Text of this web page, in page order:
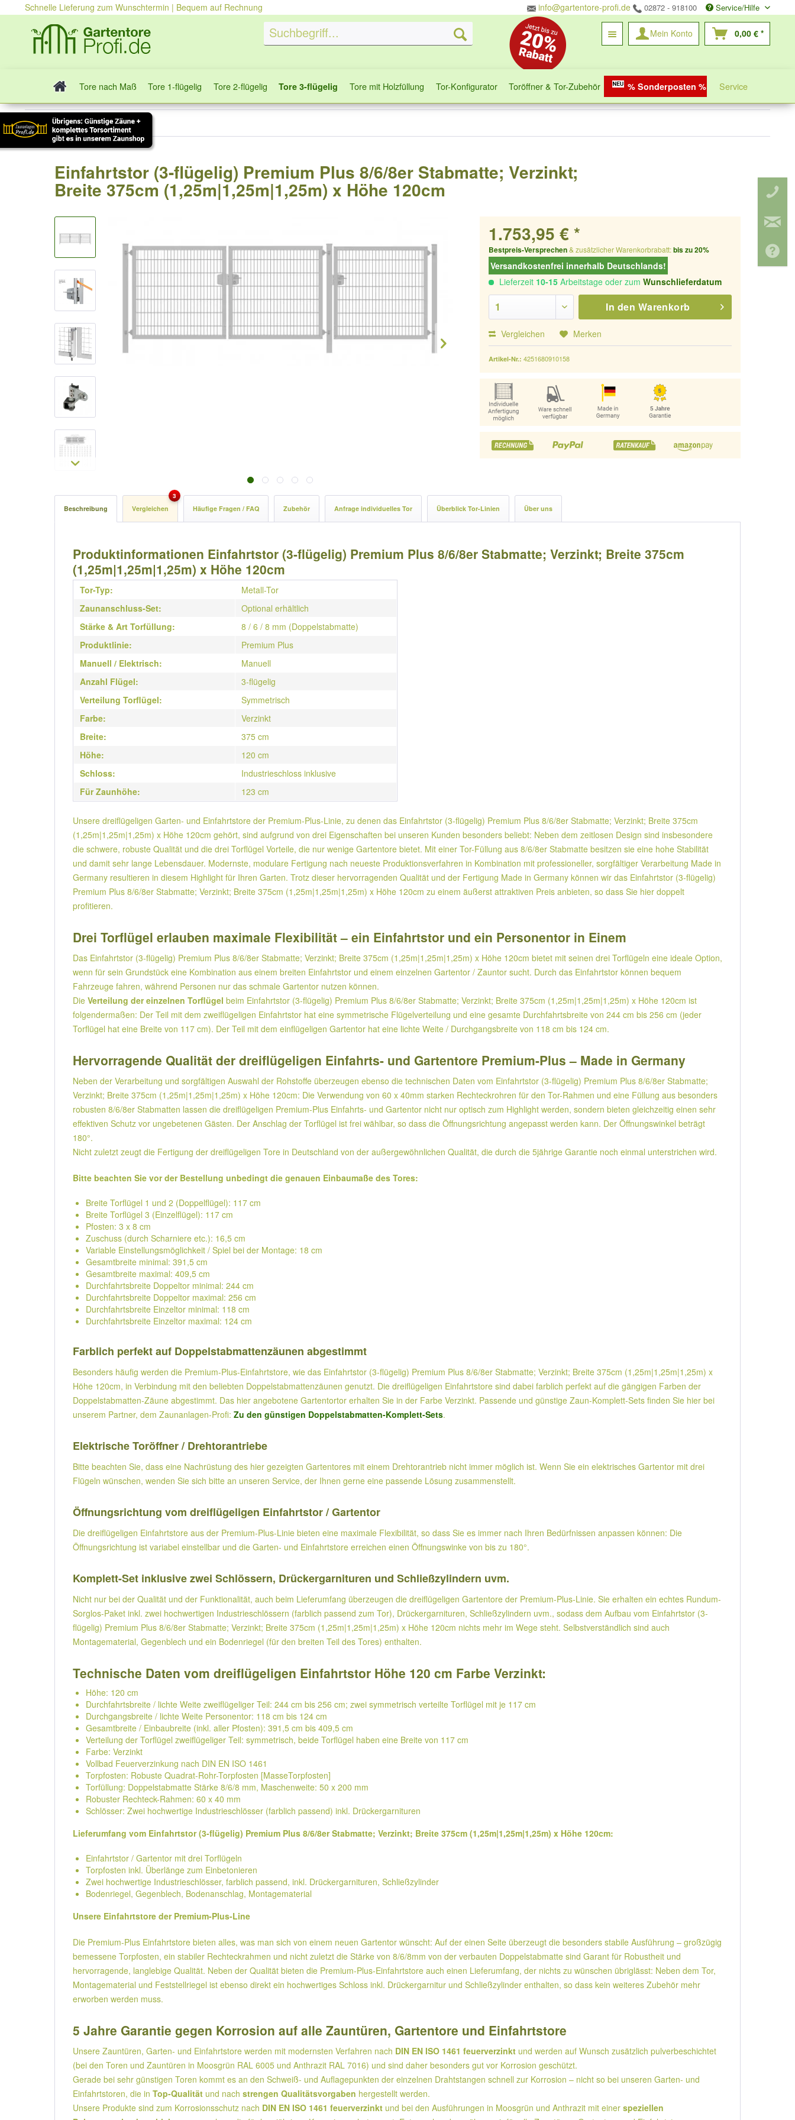
Schnelle Lieferung zum Wunschtermin | Bequem auf Rechnung info@gartentore-profi.de 02872 - 918100 Service/Hilfe
Mein Konto 0,00 € *
Tore nach Maß Tore 1-flügelig Tore 2-flügelig Tore 3-flügelig Tore mit Holzfüllung Tor-Konfigurator Toröffner & Tor-Zubehör % Sonderposten % Service
Tore 3-flügelig
Einfahrtstor (3-flügelig) Premium Plus 8/6/8er Stabmatte; Verzinkt;
Breite 375cm (1,25m|1,25m|1,25m) x Höhe 120cm
1.753,95 € *
Bestpreis-Versprechen& zusätzlicher Warenkorbrabatt:bis zu 20%
Versandkostenfrei innerhalb Deutschlands!
Lieferzeit 10-15 Arbeitstage oder zumWunschlieferdatum
In den Warenkorb
Vergleichen Merken
Artikel-Nr.:4251680910158
Beschreibung Vergleichen
3
Häufige Fragen / FAQ Zubehör Anfrage individuelles Tor Überblick Tor-Linien Über uns
Produktinformationen Einfahrtstor (3-flügelig) Premium Plus 8/6/8er Stabmatte; Verzinkt; Breite 375cm
(1,25m|1,25m|1,25m) x Höhe 120cm
Tor-Typ:
Metall-Tor
Zaunanschluss-Set:
Optional erhältlich
Stärke & Art Torfüllung:
8 / 6 / 8 mm (Doppelstabmatte)
Produktlinie:
Premium Plus
Manuell / Elektrisch:
Manuell
Anzahl Flügel:
3-flügelig
Verteilung Torflügel:
Symmetrisch
Farbe:
Verzinkt
Breite:
375 cm
Höhe:
120 cm
Schloss:
Industrieschloss inklusive
Für Zaunhöhe:
123 cm
Unsere dreiflügeligen Garten- und Einfahrtstore der Premium-Plus-Linie, zu denen das Einfahrtstor (3-flügelig) Premium Plus 8/6/8er Stabmatte; Verzinkt; Breite 375cm
(1,25m|1,25m|1,25m) x Höhe 120cm gehört, sind aufgrund von drei Eigenschaften bei unseren Kunden besonders beliebt: Neben dem zeitlosen Design sind insbesondere
die schwere, robuste Qualität und die drei Torflügel Vorteile, die nur wenige Gartentore bietet. Mit einer Tor-Füllung aus 8/6/8er Stabmatte besitzen sie eine hohe Stabilität
und damit sehr lange Lebensdauer. Modernste, modulare Fertigung nach neueste Produktionsverfahren in Kombination mit professioneller, sorgfältiger Verarbeitung Made in
Germany resultieren in diesem Highlight für Ihren Garten. Trotz dieser hervorragenden Qualität und der Fertigung Made in Germany können wir das Einfahrtstor (3-flügelig)
Premium Plus 8/6/8er Stabmatte; Verzinkt; Breite 375cm (1,25m|1,25m|1,25m) x Höhe 120cm zu einem äußerst attraktiven Preis anbieten, so dass Sie hier doppelt
profitieren.
Drei Torflügel erlauben maximale Flexibilität – ein Einfahrtstor und ein Personentor in Einem
Das Einfahrtstor (3-flügelig) Premium Plus 8/6/8er Stabmatte; Verzinkt; Breite 375cm (1,25m|1,25m|1,25m) x Höhe 120cm bietet mit seinen drei Torflügeln eine ideale Option,
wenn für sein Grundstück eine Kombination aus einem breiten Einfahrtstor und einem einzelnen Gartentor / Zauntor sucht. Durch das Einfahrtstor können bequem
Fahrzeuge fahren, während Personen nur das schmale Gartentor nutzen können.
Die Verteilung der einzelnen Torflügel beim Einfahrtstor (3-flügelig) Premium Plus 8/6/8er Stabmatte; Verzinkt; Breite 375cm (1,25m|1,25m|1,25m) x Höhe 120cm ist
folgendermaßen: Der Teil mit dem zweiflügeligen Einfahrtstor hat eine symmetrische Flügelverteilung und eine gesamte Durchfahrtsbreite von 244 cm bis 256 cm (jeder
Torflügel hat eine Breite von 117 cm). Der Teil mit dem einflügeligen Gartentor hat eine lichte Weite / Durchgangsbreite von 118 cm bis 124 cm.
Hervorragende Qualität der dreiflügeligen Einfahrts- und Gartentore Premium-Plus – Made in Germany
Neben der Verarbeitung und sorgfältigen Auswahl der Rohstoffe überzeugen ebenso die technischen Daten vom Einfahrtstor (3-flügelig) Premium Plus 8/6/8er Stabmatte;
Verzinkt; Breite 375cm (1,25m|1,25m|1,25m) x Höhe 120cm: Die Verwendung von 60 x 40mm starken Rechteckrohren für den Tor-Rahmen und eine Füllung aus besonders
robusten 8/6/8er Stabmatten lassen die dreiflügeligen Premium-Plus Einfahrts- und Gartentor nicht nur optisch zum Highlight werden, sondern bieten gleichzeitig einen sehr
effektiven Schutz vor ungebetenen Gästen. Der Anschlag der Torflügel ist frei wählbar, so dass die Öffnungsrichtung angepasst werden kann. Der Öffnungswinkel beträgt
180°.
Nicht zuletzt zeugt die Fertigung der dreiflügeligen Tore in Deutschland von der außergewöhnlichen Qualität, die durch die 5jährige Garantie noch einmal unterstrichen wird.
Bitte beachten Sie vor der Bestellung unbedingt die genauen Einbaumaße des Tores:
Breite Torflügel 1 und 2 (Doppelflügel): 117 cm
Breite Torflügel 3 (Einzelflügel): 117 cm
Pfosten: 3 x 8 cm
Zuschuss (durch Scharniere etc.): 16,5 cm
Variable Einstellungsmöglichkeit / Spiel bei der Montage: 18 cm
Gesamtbreite minimal: 391,5 cm
Gesamtbreite maximal: 409,5 cm
Durchfahrtsbreite Doppeltor minimal: 244 cm
Durchfahrtsbreite Doppeltor maximal: 256 cm
Durchfahrtsbreite Einzeltor minimal: 118 cm
Durchfahrtsbreite Einzeltor maximal: 124 cm
Farblich perfekt auf Doppelstabmattenzäunen abgestimmt
Besonders häufig werden die Premium-Plus-Einfahrtstore, wie das Einfahrtstor (3-flügelig) Premium Plus 8/6/8er Stabmatte; Verzinkt; Breite 375cm (1,25m|1,25m|1,25m) x
Höhe 120cm, in Verbindung mit den beliebten Doppelstabmattenzäunen genutzt. Die dreiflügeligen Einfahrtstore sind dabei farblich perfekt auf die gängigen Farben der
Doppelstabmatten-Zäune abgestimmt. Das hier angebotene Gartentortor erhalten Sie in der Farbe Verzinkt. Passende und günstige Zaun-Komplett-Sets finden Sie hier bei
unserem Partner, dem Zaunanlagen-Profi: Zu den günstigen Doppelstabmatten-Komplett-Sets.
Elektrische Toröffner / Drehtorantriebe
Bitte beachten Sie, dass eine Nachrüstung des hier gezeigten Gartentores mit einem Drehtorantrieb nicht immer möglich ist. Wenn Sie ein elektrisches Gartentor mit drei
Flügeln wünschen, wenden Sie sich bitte an unseren Service, der Ihnen gerne eine passende Lösung zusammenstellt.
Öffnungsrichtung vom dreiflügeligen Einfahrtstor / Gartentor
Die dreiflügeligen Einfahrtstore aus der Premium-Plus-Linie bieten eine maximale Flexibilität, so dass Sie es immer nach Ihren Bedürfnissen anpassen können: Die
Öffnungsrichtung ist variabel einstellbar und die Garten- und Einfahrtstore erreichen einen Öffnungswinke von bis zu 180°.
Komplett-Set inklusive zwei Schlössern, Drückergarnituren und Schließzylindern uvm.
Nicht nur bei der Qualität und der Funktionalität, auch beim Lieferumfang überzeugen die dreiflügeligen Gartentore der Premium-Plus-Linie. Sie erhalten ein echtes Rundum-
Sorglos-Paket inkl. zwei hochwertigen Industrieschlössern (farblich passend zum Tor), Drückergarnituren, Schließzylindern uvm., sodass dem Aufbau vom Einfahrtstor (3-
flügelig) Premium Plus 8/6/8er Stabmatte; Verzinkt; Breite 375cm (1,25m|1,25m|1,25m) x Höhe 120cm nichts mehr im Wege steht. Selbstverständlich sind auch
Montagematerial, Gegenblech und ein Bodenriegel (für den breiten Teil des Tores) enthalten.
Technische Daten vom dreiflügeligen Einfahrtstor Höhe 120 cm Farbe Verzinkt:
Höhe: 120 cm
Durchfahrtsbreite / lichte Weite zweiflügeliger Teil: 244 cm bis 256 cm; zwei symmetrisch verteilte Torflügel mit je 117 cm
Durchgangsbreite / lichte Weite Personentor: 118 cm bis 124 cm
Gesamtbreite / Einbaubreite (inkl. aller Pfosten): 391,5 cm bis 409,5 cm
Verteilung der Torflügel zweiflügeliger Teil: symmetrisch, beide Torflügel haben eine Breite von 117 cm
Farbe: Verzinkt
Vollbad Feuerverzinkung nach DIN EN ISO 1461
Torpfosten: Robuste Quadrat-Rohr-Torpfosten [MasseTorpfosten]
Torfüllung: Doppelstabmatte Stärke 8/6/8 mm, Maschenweite: 50 x 200 mm
Robuster Rechteck-Rahmen: 60 x 40 mm
Schlösser: Zwei hochwertige Industrieschlösser (farblich passend) inkl. Drückergarnituren
Lieferumfang vom Einfahrtstor (3-flügelig) Premium Plus 8/6/8er Stabmatte; Verzinkt; Breite 375cm (1,25m|1,25m|1,25m) x Höhe 120cm:
Einfahrtstor / Gartentor mit drei Torflügeln
Torpfosten inkl. Überlänge zum Einbetonieren
Zwei hochwertige Industrieschlösser, farblich passend, inkl. Drückergarnituren, Schließzylinder
Bodenriegel, Gegenblech, Bodenanschlag, Montagematerial
Unsere Einfahrtstore der Premium-Plus-Line
Die Premium-Plus Einfahrtstore bieten alles, was man sich von einem neuen Gartentor wünscht: Auf der einen Seite überzeugt die besonders stabile Ausführung – großzügig
bemessene Torpfosten, ein stabiler Rechteckrahmen und nicht zuletzt die Stärke von 8/6/8mm von der verbauten Doppelstabmatte sind Garant für Robustheit und
hervorragende, langlebige Qualität. Neben der Qualität bieten die Premium-Plus-Einfahrtstore auch einen Lieferumfang, der nichts zu wünschen übriglässt: Neben dem Tor,
Montagematerial und Feststellriegel ist ebenso direkt ein hochwertiges Schloss inkl. Drückergarnitur und Schließzylinder enthalten, so dass kein weiteres Zubehör mehr
erworben werden muss.
5 Jahre Garantie gegen Korrosion auf alle Zauntüren, Gartentore und Einfahrtstore
Unsere Zauntüren, Garten- und Einfahrtstore werden mit modernsten Verfahren nach DIN EN ISO 1461 feuerverzinkt und werden auf Wunsch zusätzlich pulverbeschichtet
(bei den Toren und Zauntüren in Moosgrün RAL 6005 und Anthrazit RAL 7016) und sind daher besonders gut vor Korrosion geschützt.
Gerade bei sehr günstigen Toren kommt es an den Schweiß- und Auflagepunkten der einzelnen Drahtstangen schnell zur Korrosion – nicht so bei unseren Garten- und
Einfahrtstoren, die in Top-Qualität und nach strengen Qualitätsvorgaben hergestellt werden.
Unsere Produkte sind zum Korrosionsschutz nach DIN EN ISO 1461 feuerverzinkt und bei den Ausführungen in Moosgrün und Anthrazit mit einer speziellen